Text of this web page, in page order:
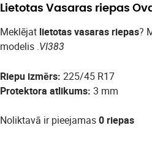
Lietotas Vasaras riepas
Meklējat lietotas vasaras riepas?
modelis .VI383
Riepu izmērs: 225/45 R17
Protektora atlikums: 3 mm
Noliktavā ir pieejamas0 riepas